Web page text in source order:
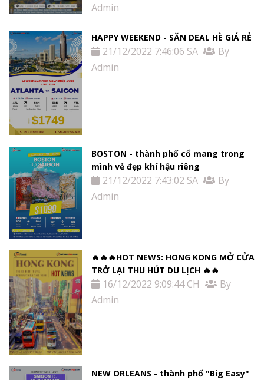
Admin
HAPPY WEEKEND - SĂN DEAL HÈ GIÁ RẺ
21/12/2022 7:46:06 SA
By
Admin
BOSTON - thành phố cổ mang trong
mình vẻ đẹp khí hậu riêng
21/12/2022 7:43:02 SA
By
Admin
🔥🔥🔥HOT NEWS: HONG KONG MỞ CỬA
TRỞ LẠI THU HÚT DU LỊCH 🔥🔥
16/12/2022 9:09:44 CH
By
Admin
NEW ORLEANS - thành phố "Big Easy"